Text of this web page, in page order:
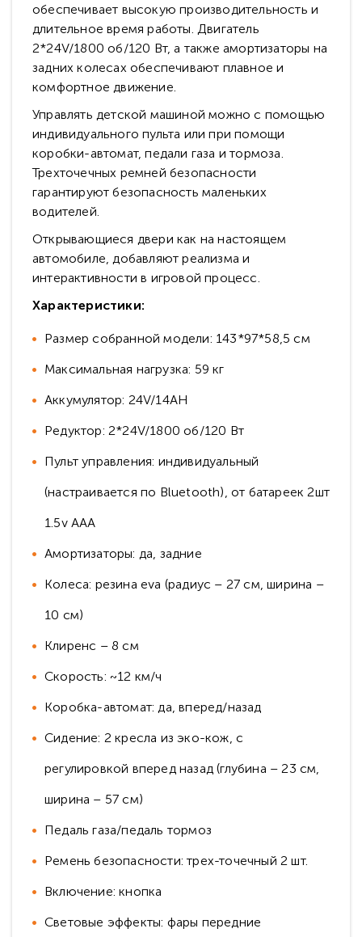
обеспечивает высокую производительность и
длительное время работы. Двигатель
2*24V/1800 об/120 Вт, а также амортизаторы на
задних колесах обеспечивают плавное и
комфортное движение.
Управлять детской машиной можно с помощью
индивидуального пульта или при помощи
коробки-автомат, педали газа и тормоза.
Трехточечных ремней безопасности
гарантируют безопасность маленьких
водителей.
Открывающиеся двери как на настоящем
автомобиле, добавляют реализма и
интерактивности в игровой процесс.
Характеристики:
Размер собранной модели: 143*97*58,5 см
Максимальная нагрузка: 59 кг
Аккумулятор: 24V/14AH
Редуктор: 2*24V/1800 об/120 Вт
Пульт управления: индивидуальный
(настраивается по Bluetooth), от батареек 2шт
1.5v AAA
Амортизаторы: да, задние
Колеса: резина eva (радиус – 27 см, ширина –
10 см)
Клиренс – 8 см
Скорость: ~12 км/ч
Коробка-автомат: да, вперед/назад
Сидение: 2 кресла из эко-кож, с
регулировкой вперед назад (глубина – 23 см,
ширина – 57 см)
Педаль газа/педаль тормоз
Ремень безопасности: трех-точечный 2 шт.
Включение: кнопка
Световые эффекты: фары передние